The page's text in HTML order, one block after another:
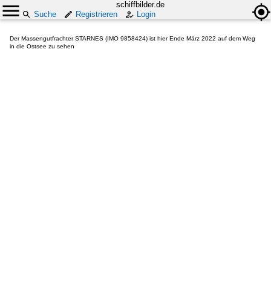
schiffbilder.de
Suche
Registrieren Login
Der Massengutfrachter STARNES (IMO 9858424) ist hier Ende März 2022 auf dem Weg
in die Ostsee zu sehen